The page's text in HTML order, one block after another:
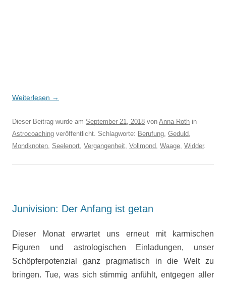
Weiterlesen →
Dieser Beitrag wurde am September 21, 2018 von Anna Roth in
Astrocoaching veröffentlicht. Schlagworte: Berufung, Geduld,
Mondknoten, Seelenort, Vergangenheit, Vollmond, Waage, Widder.
Junivision: Der Anfang ist getan
Dieser Monat erwartet uns erneut mit karmischen
Figuren und astrologischen Einladungen, unser
Schöpferpotenzial ganz pragmatisch in die Welt zu
bringen. Tue, was sich stimmig anfühlt, entgegen aller